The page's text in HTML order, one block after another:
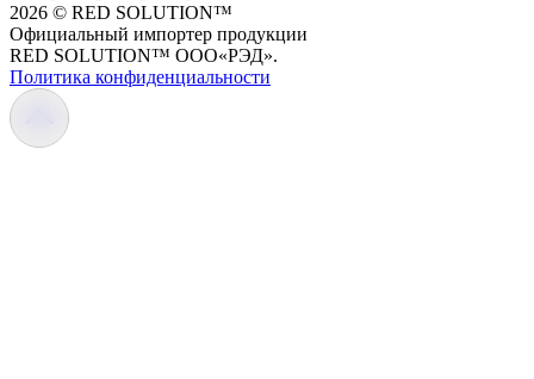
2026 © RED SOLUTION™
Официальный импортер продукции
RED SOLUTION™ OOO«РЭД».
Политика конфиденциальности